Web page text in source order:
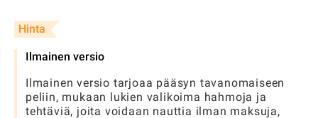
Hinta
Ilmainen versio
Ilmainen versio tarjoaa pääsyn tavanomaiseen
peliin, mukaan lukien valikoima hahmoja ja
tehtäviä, joita voidaan nauttia ilman maksuja,